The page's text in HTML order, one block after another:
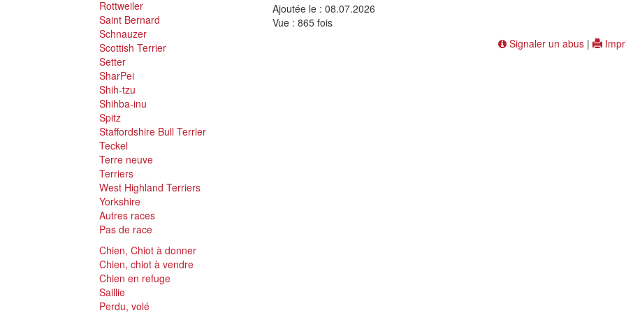
Rottweiler
Saint Bernard
Schnauzer
Scottish Terrier
Setter
SharPei
Shih-tzu
Shihba-inu
Spitz
Staffordshire Bull Terrier
Teckel
Terre neuve
Terriers
West Highland Terriers
Yorkshire
Autres races
Pas de race
Chien, Chiot à donner
Chien, chiot à vendre
Chien en refuge
Saillie
Perdu, volé
Ajoutée le : 08.07.2026
Vue : 865 fois
Signaler un abus |